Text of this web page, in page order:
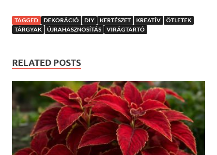
TAGGED DEKORÁCIÓ DIY KERTÉSZET KREATÍV
ÖTLETEK
TÁRGYAK
ÚJRAHASZNOSÍTÁS VIRÁGTARTÓ
RELATED POSTS